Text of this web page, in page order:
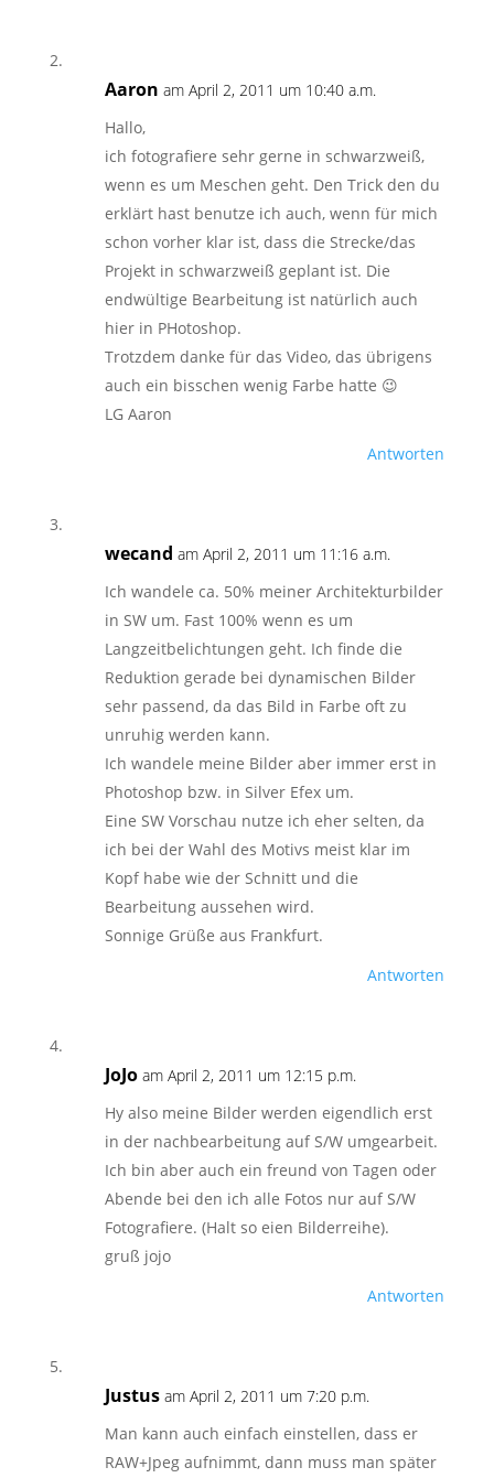
Aaron am April 2, 2011 um 10:40 a.m.
Hallo,
ich fotografiere sehr gerne in schwarzweiß,
wenn es um Meschen geht. Den Trick den du
erklärt hast benutze ich auch, wenn für mich
schon vorher klar ist, dass die Strecke/das
Projekt in schwarzweiß geplant ist. Die
endwültige Bearbeitung ist natürlich auch
hier in PHotoshop.
Trotzdem danke für das Video, das übrigens
auch ein bisschen wenig Farbe hatte 😉
LG Aaron
Antworten
wecand am April 2, 2011 um 11:16 a.m.
Ich wandele ca. 50% meiner Architekturbilder
in SW um. Fast 100% wenn es um
Langzeitbelichtungen geht. Ich finde die
Reduktion gerade bei dynamischen Bilder
sehr passend, da das Bild in Farbe oft zu
unruhig werden kann.
Ich wandele meine Bilder aber immer erst in
Photoshop bzw. in Silver Efex um.
Eine SW Vorschau nutze ich eher selten, da
ich bei der Wahl des Motivs meist klar im
Kopf habe wie der Schnitt und die
Bearbeitung aussehen wird.
Sonnige Grüße aus Frankfurt.
Antworten
JoJo am April 2, 2011 um 12:15 p.m.
Hy also meine Bilder werden eigendlich erst
in der nachbearbeitung auf S/W umgearbeit.
Ich bin aber auch ein freund von Tagen oder
Abende bei den ich alle Fotos nur auf S/W
Fotografiere. (Halt so eien Bilderreihe).
gruß jojo
Antworten
Justus am April 2, 2011 um 7:20 p.m.
Man kann auch einfach einstellen, dass er
RAW+Jpeg aufnimmt, dann muss man später